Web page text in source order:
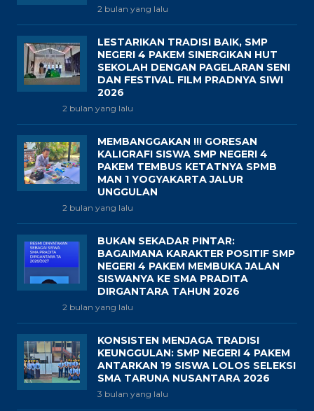
2 bulan yang lalu
LESTARIKAN TRADISI BAIK, SMP
NEGERI 4 PAKEM SINERGIKAN HUT
SEKOLAH DENGAN PAGELARAN SENI
DAN FESTIVAL FILM PRADNYA SIWI
2026
2 bulan yang lalu
MEMBANGGAKAN !!! GORESAN
KALIGRAFI SISWA SMP NEGERI 4
PAKEM TEMBUS KETATNYA SPMB
MAN 1 YOGYAKARTA JALUR
UNGGULAN
2 bulan yang lalu
BUKAN SEKADAR PINTAR:
BAGAIMANA KARAKTER POSITIF SMP
NEGERI 4 PAKEM MEMBUKA JALAN
SISWANYA KE SMA PRADITA
DIRGANTARA TAHUN 2026
2 bulan yang lalu
KONSISTEN MENJAGA TRADISI
KEUNGGULAN: SMP NEGERI 4 PAKEM
ANTARKAN 19 SISWA LOLOS SELEKSI
SMA TARUNA NUSANTARA 2026
3 bulan yang lalu